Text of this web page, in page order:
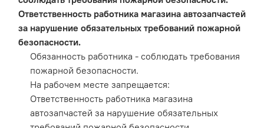
Ответственность работника магазина автозапчастей
за нарушение обязательных требований пожарной
безопасности.
Обязанность работника - соблюдать требования
пожарной безопасности.
На рабочем месте запрещается:
Ответственность работника магазина
автозапчастей за нарушение обязательных